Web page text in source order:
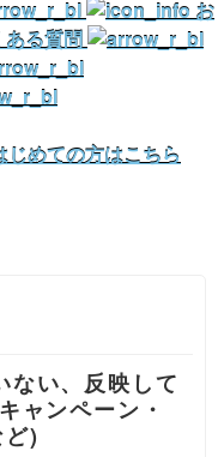
お
ある質問
じめての方はこちら
ない、反映して
ャンペーン・
)